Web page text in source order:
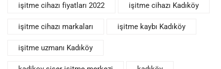
işitme cihazı fiyatları 2022 işitme cihazı Kadıköy
işitme cihazı markaları işitme kaybı Kadıköy
işitme uzmanı Kadıköy